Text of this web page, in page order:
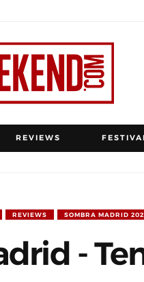
REVIEWS
REVIEWS SOMBRA MADRID
-